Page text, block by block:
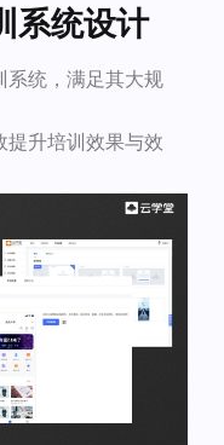
系统设计
系统，满足其大规
提升培训效果与效